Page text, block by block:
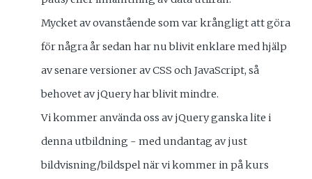
Mycket av ovanstående som var krångligt att göra
för några år sedan har nu blivit enklare med hjälp
av senare versioner av CSS och JavaScript, så
behovet av jQuery har blivit mindre.
Vi kommer använda oss av jQuery ganska lite i
denna utbildning - med undantag av just
bildvisning/bildspel när vi kommer in på kurs